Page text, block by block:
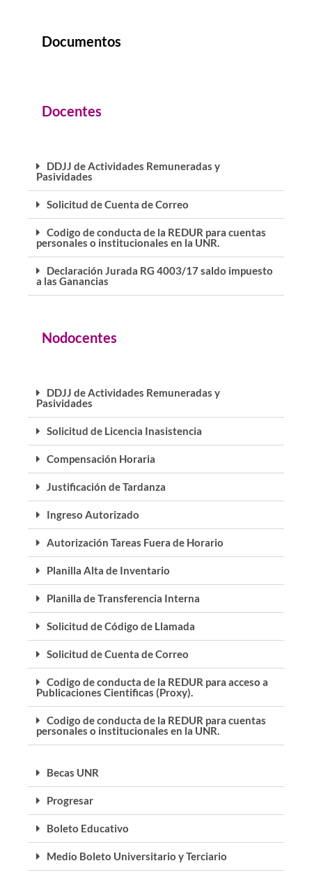
Documentos
Docentes
DDJJ de Actividades Remuneradas y
Pasividades
Solicitud de Cuenta de Correo
Codigo de conducta de la REDUR para cuentas
personales o institucionales en la UNR.
Declaración Jurada RG 4003/17 saldo impuesto
a las Ganancias
Nodocentes
DDJJ de Actividades Remuneradas y
Pasividades
Solicitud de Licencia Inasistencia
Compensación Horaria
Justificación de Tardanza
Ingreso Autorizado
Autorización Tareas Fuera de Horario
Planilla Alta de Inventario
Planilla de Transferencia Interna
Solicitud de Código de Llamada
Solicitud de Cuenta de Correo
Codigo de conducta de la REDUR para acceso a
Publicaciones Cientificas (Proxy).
Codigo de conducta de la REDUR para cuentas
personales o institucionales en la UNR.
Becas UNR
Progresar
Boleto Educativo
Medio Boleto Universitario y Terciario